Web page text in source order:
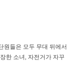
원들은 모두 무대 뒤에서
한 소녀, 자전거가 자꾸